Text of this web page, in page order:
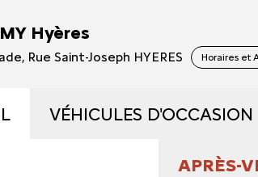
Hyères
Rue Saint-Joseph HYERES Horaires et
VÉHICULES D'OCCASION
VÉHICULES APRÈS-